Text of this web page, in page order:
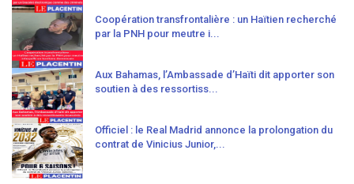
Coopération transfrontalière : un Haïtien recherché
par la PNH pour meutre i...
Aux Bahamas, l’Ambassade d’Haïti dit apporter son
soutien à des ressortiss...
Officiel : le Real Madrid annonce la prolongation du
contrat de Vinicius Junior,...